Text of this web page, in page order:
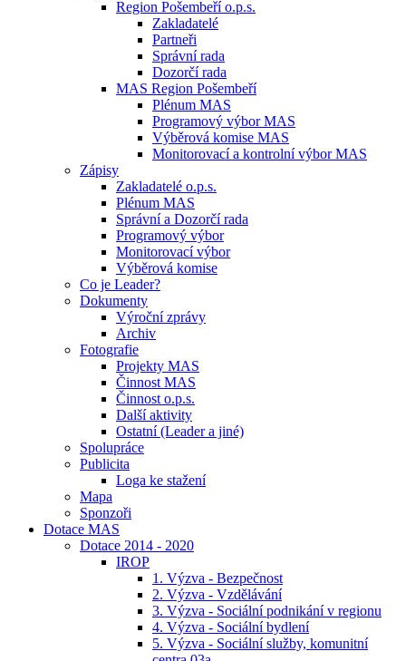
Region Pošembeří o.p.s.
Zakladatelé
Partneři
Správní rada
Dozorčí rada
MAS Region Pošembeří
Plénum MAS
Programový výbor MAS
Výběrová komise MAS
Monitorovací a kontrolní výbor MAS
Zápisy
Zakladatelé o.p.s.
Plénum MAS
Správní a Dozorčí rada
Programový výbor
Monitorovací výbor
Výběrová komise
Co je Leader?
Dokumenty
Výroční zprávy
Archiv
Fotografie
Projekty MAS
Činnost MAS
Činnost o.p.s.
Další aktivity
Ostatní (Leader a jiné)
Spolupráce
Publicita
Loga ke stažení
Mapa
Sponzoři
Dotace MAS
Dotace 2014 - 2020
IROP
1. Výzva - Bezpečnost
2. Výzva - Vzdělávání
3. Výzva - Sociální podnikání v regionu
4. Výzva - Sociální bydlení
5. Výzva - Sociální služby, komunitní